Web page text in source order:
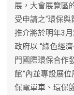
展，大會展覽區
受申請之“環保
推介將於明年3
政府以 “綠色經
門國際環保合作
館”內並專設展
保電單車、環保